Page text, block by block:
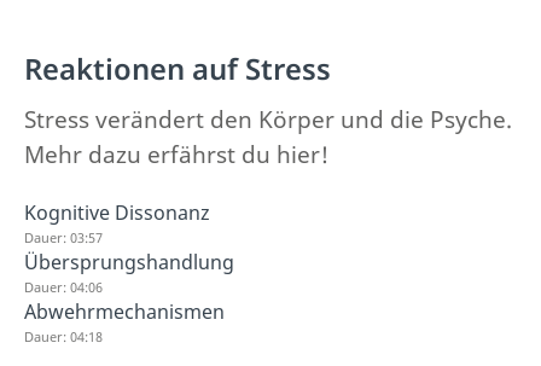
Reaktionen auf Stress
Stress verändert den Körper und die Psyche.
Mehr dazu erfährst du hier!
Kognitive Dissonanz
Dauer: 03:57
Übersprungshandlung
Dauer: 04:06
Abwehrmechanismen
Dauer: 04:18